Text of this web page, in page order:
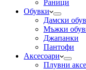
Раници
Обувки
Дамски
Мъжки
Джапанки
Пантофи
Аксесоари
Плувни